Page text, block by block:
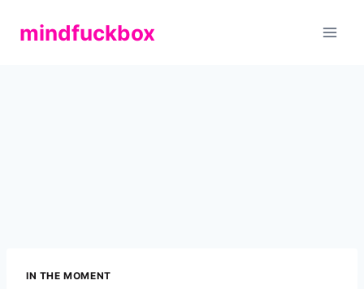
Inhaltmindfuckbox
IN THE MOMENT